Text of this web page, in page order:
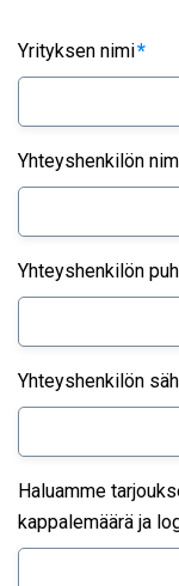
Yrityksen nimi*
Yhteyshenkilön
Yhteyshenkilön
Yhteyshenkilön
Haluamme
kappalemäärä ja